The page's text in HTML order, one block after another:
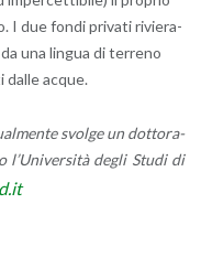
I due fondi pri­va­ti ri­vie­ra­
una lin­gua di ter­re­no
acque.
svol­ge un dot­to­ra­
l’U­ni­ver­si­tà degli Studi di